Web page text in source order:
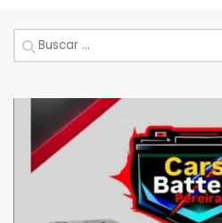
Buscar: